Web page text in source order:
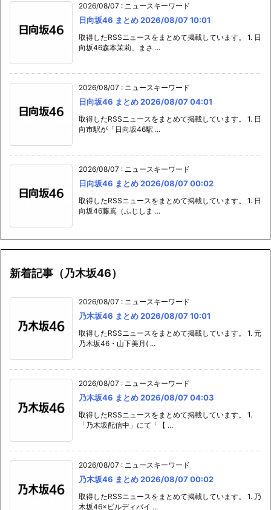
2026/08/07 : ニュースキーワード
日向坂46 まとめ 2026/08/07 10:01
取得したRSSニュースをまとめて掲載しています。 1. 日
向坂46森本茉莉、まさ ...
2026/08/07 : ニュースキーワード
日向坂46 まとめ 2026/08/07 04:01
取得したRSSニュースをまとめて掲載しています。 1. 日
向市駅が「日向坂46駅 ...
2026/08/07 : ニュースキーワード
日向坂46 まとめ 2026/08/07 00:02
取得したRSSニュースをまとめて掲載しています。 1. 日
向坂46藤嶌（ふじしま ...
新着記事（乃木坂46）
2026/08/07 : ニュースキーワード
乃木坂46 まとめ 2026/08/07 10:01
取得したRSSニュースをまとめて掲載しています。 1. 元
乃木坂46・山下美月( ...
2026/08/07 : ニュースキーワード
乃木坂46 まとめ 2026/08/07 04:03
取得したRSSニュースをまとめて掲載しています。 1.
「乃木坂配信中」にて「【 ...
2026/08/07 : ニュースキーワード
乃木坂46 まとめ 2026/08/07 00:02
取得したRSSニュースをまとめて掲載しています。 1. 乃
木坂46×ビルディバイ ...